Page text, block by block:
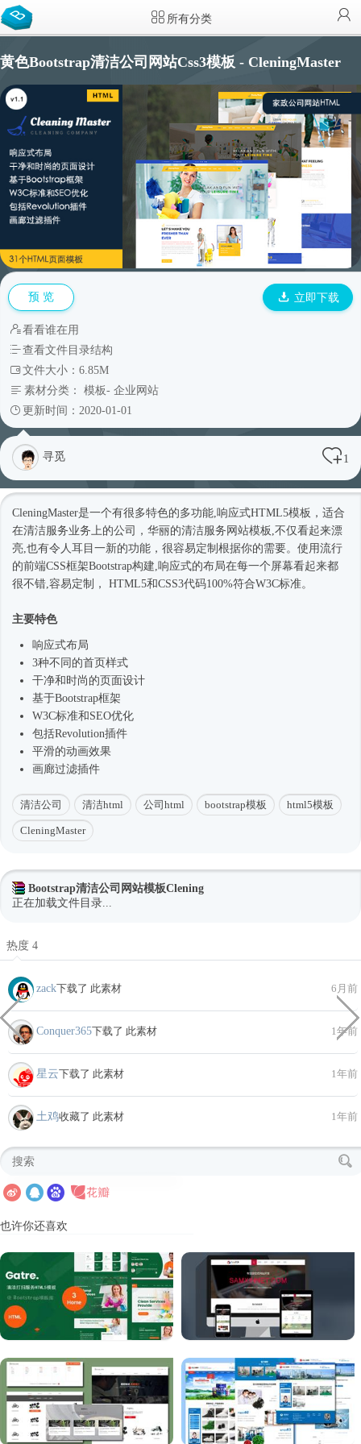
所有分类
黄色Bootstrap清洁公司网站Css3模板 - CleningMaster
预 览 立即下载
看看谁在用
查看文件目录结构
文件大小：6.85M
素材分类： 模板- 企业网站
更新时间：2020-01-01
寻觅 1
CleningMaster是一个有很多特色的多功能, 响应式HTML5模板 ，适合
在清洁服务业务上的公司，华丽的清洁服务 网站模板 ,不仅看起来漂
亮,也有令人耳目一新的功能，很容易定制根据你的需要。使用流行
的前端CSS框架Bootstrap构建, 响应式的布局在每一个屏幕看起来都
很不错,容易定制， HTML5和CSS3代码100%符合W3C标准。
主要特色
响应式布局
3种不同的首页样式
干净和 时尚 的页面设计
基于Bootstrap框架
W3C标准和SEO优化
包括Revolution插件
平滑的动画效果
画廊过滤插件
清洁公司 清洁html 公司html bootstrap模板 html5模板
CleningMaster
Bootstrap清洁公司网站模板Clening
正在加载文件目录...
热度 4
zack下载了 此素材 6月前
Conquer365下载了 此素材 1年前
星云下载了 此素材 1年前
土鸡收藏了 此素材 1年前
也许你还喜欢